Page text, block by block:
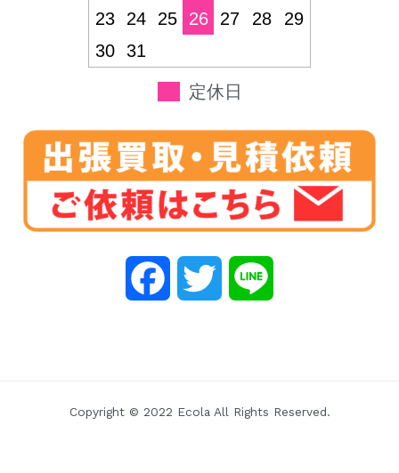
23
24 25 26 27 28
29
30
31
定休日
e t e
Copyright © 2022 Ecola All Rights Reserved.